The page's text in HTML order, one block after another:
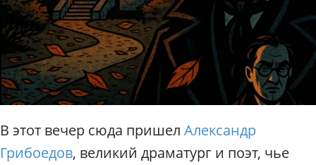
В этот вечер сюда пришел Александр
Грибоедов, великий драматург и поэт, чье